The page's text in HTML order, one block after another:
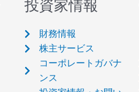
投資家情報
財務情報
株主サービス
コーポレートガバナ
ンス